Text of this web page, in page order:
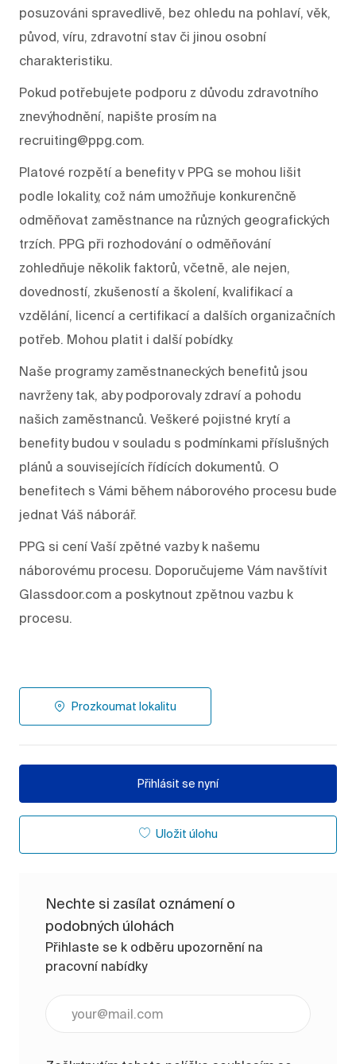
posuzováni spravedlivě, bez ohledu na pohlaví, věk,
původ, víru, zdravotní stav či jinou osobní
charakteristiku.
Pokud potřebujete podporu z důvodu zdravotního
znevýhodnění, napište prosím na
recruiting@ppg.com.
Platové rozpětí a benefity v PPG se mohou lišit
podle lokality, což nám umožňuje konkurenčně
odměňovat zaměstnance na různých geografických
trzích. PPG při rozhodování o odměňování
zohledňuje několik faktorů, včetně, ale nejen,
dovedností, zkušeností a školení, kvalifikací a
vzdělání, licencí a certifikací a dalších organizačních
potřeb. Mohou platit i další pobídky.
Naše programy zaměstnaneckých benefitů jsou
navrženy tak, aby podporovaly zdraví a pohodu
našich zaměstnanců. Veškeré pojistné krytí a
benefity budou v souladu s podmínkami příslušných
plánů a souvisejících řídících dokumentů. O
benefitech s Vámi během náborového procesu bude
jednat Váš náborář.
PPG si cení Vaší zpětné vazby k našemu
náborovému procesu. Doporučujeme Vám navštívit
Glassdoor.com a poskytnout zpětnou vazbu k
procesu.
Prozkoumat lokalitu
Přihlásit se nyní
Uložit úlohu
Nechte si zasílat oznámení o
podobných úlohách
Přihlaste se k odběru upozornění na
pracovní nabídky